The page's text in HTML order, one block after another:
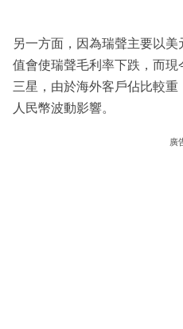
另一方面，因為瑞聲主要以
值會使瑞聲毛利率下跌，而
三星，由於海外客戶佔比較
人民幣波動影響。
廣